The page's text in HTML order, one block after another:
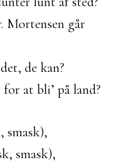
Mortensen går
de kan?
at bli’ på land?
smask),
smask),